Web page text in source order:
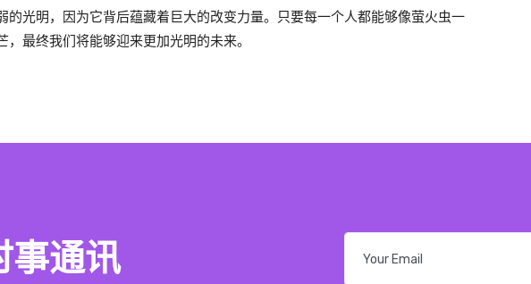
的光明，因为它背后蕴藏着巨大的改变力量。只要每一个人都能够像萤火虫一
最终我们将能够迎来更加光明的未来。
事通讯